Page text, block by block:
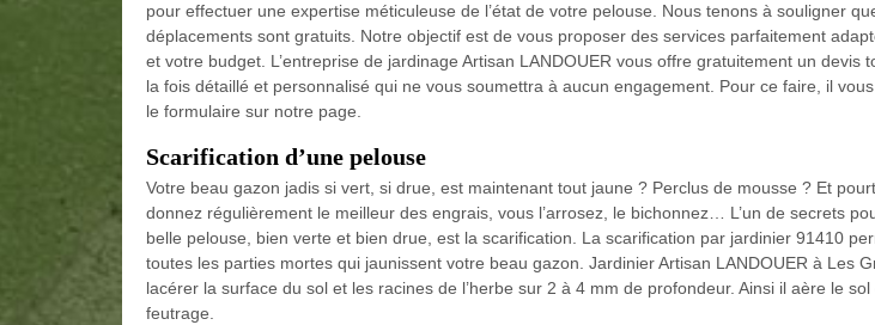
pour effectuer une expertise méticuleuse de l’état de votre pelouse. Nous tenons à souligner
déplacements sont gratuits. Notre objectif est de vous proposer des services parfaitement
et votre budget. L’entreprise de jardinage Artisan LANDOUER vous offre gratuitement un devis
la fois détaillé et personnalisé qui ne vous soumettra à aucun engagement. Pour ce faire, il
le formulaire sur notre page.
Scarification d’une pelouse
Votre beau gazon jadis si vert, si drue, est maintenant tout jaune ? Perclus de mousse ? Et
donnez régulièrement le meilleur des engrais, vous l’arrosez, le bichonnez… L’un de secrets
belle pelouse, bien verte et bien drue, est la scarification. La scarification par jardinier 91410
toutes les parties mortes qui jaunissent votre beau gazon. Jardinier Artisan LANDOUER à Les
lacérer la surface du sol et les racines de l’herbe sur 2 à 4 mm de profondeur. Ainsi il aère le
feutrage.